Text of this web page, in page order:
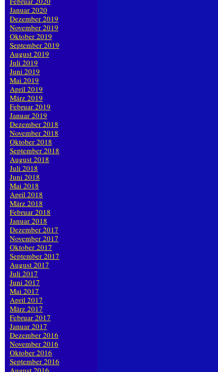
Januar 2020
Dezember 2019
November 2019
Oktober 2019
September 2019
August 2019
Juli 2019
Juni 2019
Mai 2019
April 2019
März 2019
Februar 2019
Januar 2019
Dezember 2018
November 2018
Oktober 2018
September 2018
August 2018
Juli 2018
Juni 2018
Mai 2018
April 2018
März 2018
Februar 2018
Januar 2018
Dezember 2017
November 2017
Oktober 2017
September 2017
August 2017
Juli 2017
Juni 2017
Mai 2017
April 2017
März 2017
Februar 2017
Januar 2017
Dezember 2016
November 2016
Oktober 2016
September 2016
August 2016